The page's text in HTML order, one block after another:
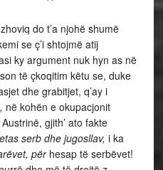
do t’a njohë shumë
se ç’i shtojmë atij
ky argument nuk hyn as në
të çkoqitim këtu se, duke
dhe grabitjet, q’ay i
në kohën e okupacjonit
gjith’ ato fakte
serb dhe jugosllav, i ka
përhesap të serbëvet!